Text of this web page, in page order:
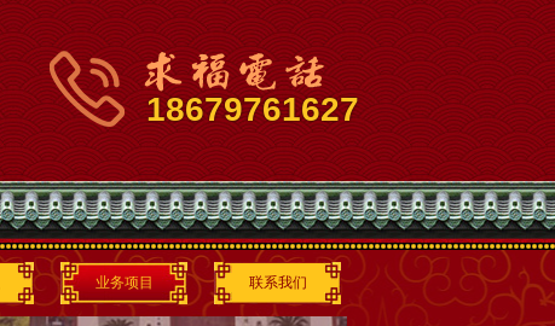
18679761627
业务项目 联系我们